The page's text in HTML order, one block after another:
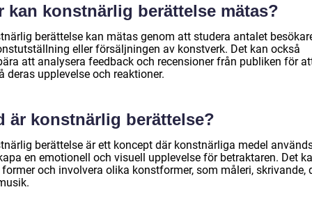
kan konstnärlig berättelse mätas?
berättelse kan mätas genom att studera antalet
eller försäljningen av konstverk. Det kan också
att analysera feedback och recensioner från publiken för
deras upplevelse och reaktioner.
är konstnärlig berättelse?
berättelse är ett koncept där konstnärliga medel
en emotionell och visuell upplevelse för betraktaren. Det
och involvera olika konstformer, som måleri, skrivande,